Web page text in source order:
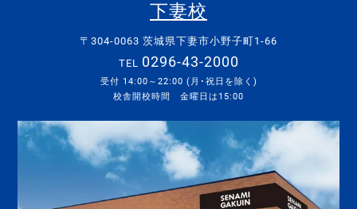
下妻校
〒304-0063 茨城県下妻市小野子町1-66
TEL 0296-43-2000
受付 14:00～22:00 (月･祝日を除く)
校舎開校時間 金曜日は15:00